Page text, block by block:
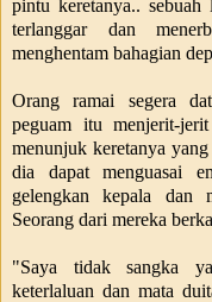
pintu keretanya..
terlanggar dan
menghentam bahagian
Orang ramai segera
peguam itu menjerit-
menunjuk keretanya
dia dapat menguasai
gelengkan kepala dan
Seorang dari mereka
"Saya tidak sangka
keterlaluan dan mata